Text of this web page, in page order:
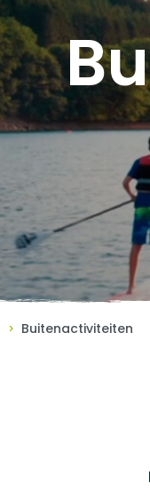
> Buitenactiviteiten